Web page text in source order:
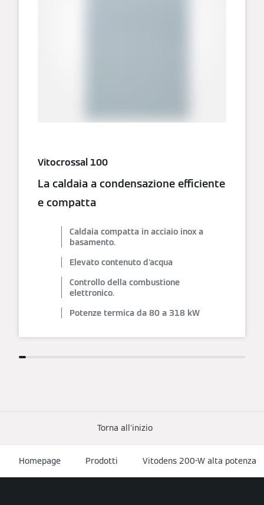
Vitocrossal 100
La caldaia a condensazione efficiente
e compatta
Caldaia compatta in acciaio inox a
basamento.
Elevato contenuto d'acqua
Controllo della combustione
elettronico.
Potenze termica da 80 a 318 kW
Torna all'inizio
Homepage Prodotti Vitodens 200-W alta potenza